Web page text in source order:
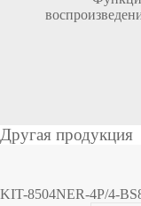
Другая продукция
KIT-8504NER-4P/4-